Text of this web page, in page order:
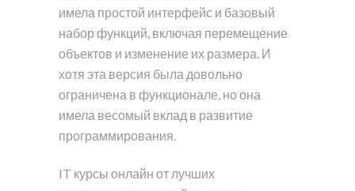
имела простой интерфейс и базовый
набор функций, включая перемещение
объектов и изменение их размера. И
хотя эта версия была довольно
ограничена в функционале, но она
имела весомый вклад в развитие
программирования.
IT курсы онлайн от лучших